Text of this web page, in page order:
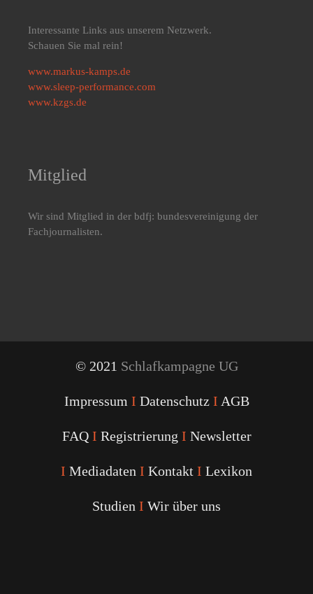
Interessante Links aus unserem Netzwerk.
Schauen Sie mal rein!
www.markus-kamps.de
www.sleep-performance.com
www.kzgs.de
Mitglied
Wir sind Mitglied in der bdfj: bundesvereinigung der
Fachjournalisten.
© 2021 Schlafkampagne UG
Impressum I Datenschutz I AGB
FAQ I Registrierung I Newsletter
I Mediadaten I Kontakt I Lexikon
Studien I Wir über uns